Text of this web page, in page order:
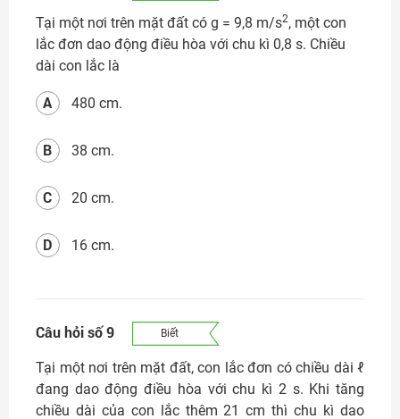
Tại một nơi trên mặt đất có g = 9,8 m/s2, một con
lắc đơn dao động điều hòa với chu kì 0,8 s. Chiều
dài con lắc là
480 cm.
A
38 cm.
B
20 cm.
C
16 cm.
D
Câu hỏi số 9 Biết
Tại một nơi trên mặt đất, con lắc đơn có chiều dài ℓ
đang dao động điều hòa với chu kì 2 s. Khi tăng
chiều dài của con lắc thêm 21 cm thì chu kì dao